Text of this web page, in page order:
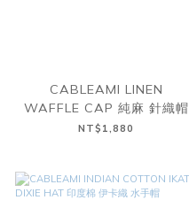
CABLEAMI LINEN
WAFFLE CAP 純麻 針織帽
NT$1,880